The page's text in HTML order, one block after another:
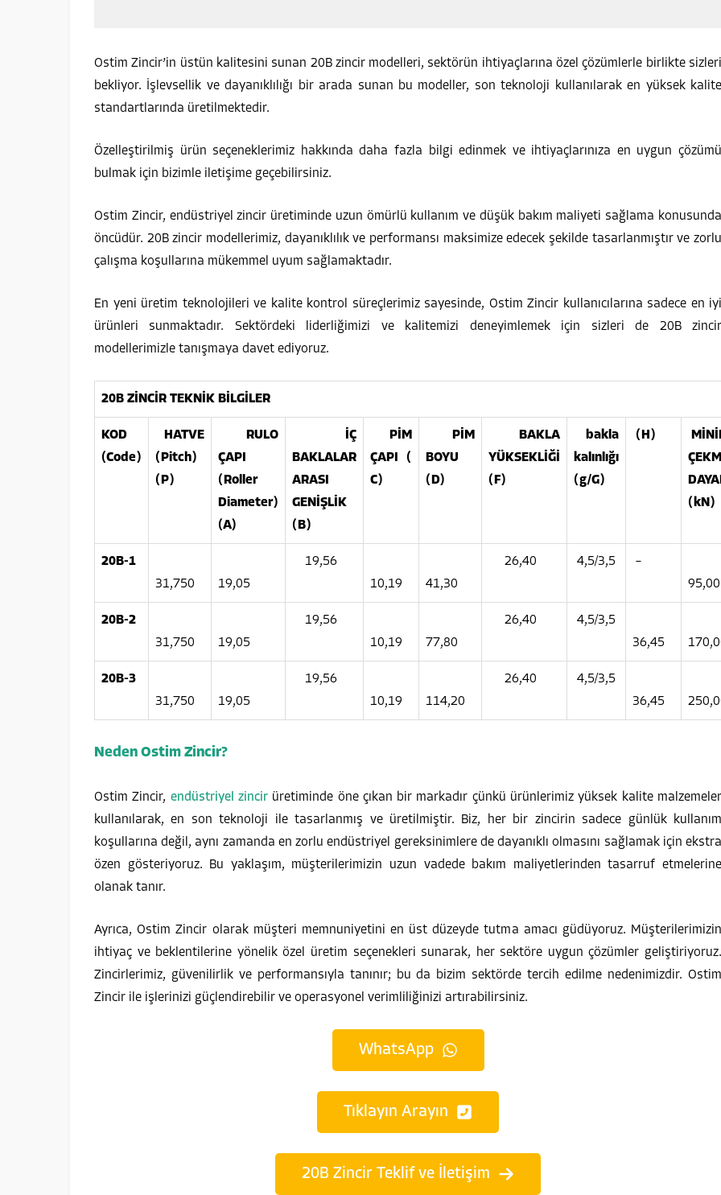
Ostim Zincir’in üstün kalitesini sunan 20B zincir modelleri, sektörün ihtiyaçlarına özel çözümlerle birlikte sizleri
bekliyor. İşlevsellik ve dayanıklılığı bir arada sunan bu modeller, son teknoloji kullanılarak en yüksek kalite
standartlarında üretilmektedir.
Özelleştirilmiş ürün seçeneklerimiz hakkında daha fazla bilgi edinmek ve ihtiyaçlarınıza en uygun çözümü
bulmak için bizimle iletişime geçebilirsiniz.
Ostim Zincir, endüstriyel zincir üretiminde uzun ömürlü kullanım ve düşük bakım maliyeti sağlama konusunda
öncüdür. 20B zincir modellerimiz, dayanıklılık ve performansı maksimize edecek şekilde tasarlanmıştır ve zorlu
çalışma koşullarına mükemmel uyum sağlamaktadır.
En yeni üretim teknolojileri ve kalite kontrol süreçlerimiz sayesinde, Ostim Zincir kullanıcılarına sadece en iyi
ürünleri sunmaktadır. Sektördeki liderliğimizi ve kalitemizi deneyimlemek için sizleri de 20B zincir
modellerimizle tanışmaya davet ediyoruz.
20B ZİNCİR TEKNİK BİLGİLER
KOD
(Code)
HATVE
(Pitch)
(P)
RULO
ÇAPI
(Roller
Diameter)
(A)
İÇ
BAKLALAR
ARASI
GENİŞLİK
(B)
PİM
ÇAPI (
C)
PİM
BOYU
(D)
BAKLA
YÜKSEKLİĞİ
(F)
bakla
kalınlığı
(g/G)
(H)
(kN)
20B-1
31,750
19,05
19,56
10,19
41,30
26,40 4,5/3,5
–
20B-2
31,750
19,05
19,56
10,19
77,80
26,40
4,5/3,5
36,45
20B-3
31,750
19,05
19,56
10,19
114,20
26,40
4,5/3,5
36,45
Neden Ostim Zincir?
Ostim Zincir, endüstriyel zincirüretiminde öne çıkan bir markadır çünkü ürünlerimiz yüksek kalite malzemeler
kullanılarak, en son teknoloji ile tasarlanmış ve üretilmiştir. Biz, her bir zincirin sadece günlük kullanım
koşullarına değil, aynı zamanda en zorlu endüstriyel gereksinimlere de dayanıklı olmasını sağlamak için ekstra
özen gösteriyoruz. Bu yaklaşım, müşterilerimizin uzun vadede bakım maliyetlerinden tasarruf etmelerine
olanak tanır.
Ayrıca, Ostim Zincir olarak müşteri memnuniyetini en üst düzeyde tutma amacı güdüyoruz. Müşterilerimizin
ihtiyaç ve beklentilerine yönelik özel üretim seçenekleri sunarak, her sektöre uygun çözümler geliştiriyoruz.
Zincirlerimiz, güvenilirlik ve performansıyla tanınır; bu da bizim sektörde tercih edilme nedenimizdir. Ostim
Zincir ile işlerinizi güçlendirebilir ve operasyonel verimliliğinizi artırabilirsiniz.
WhatsApp
Tıklayın Arayın
20B Zincir Teklif ve İletişim